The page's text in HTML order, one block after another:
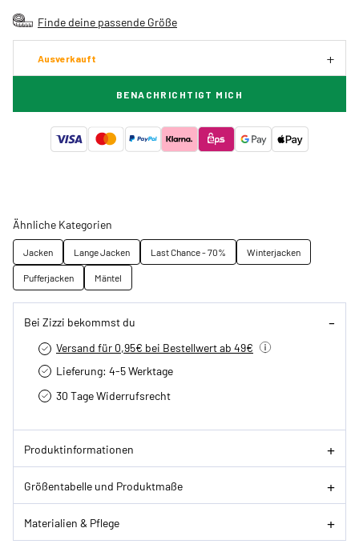
Finde deine passende Größe
Ausverkauft
BENACHRICHTIGT MICH
Ähnliche Kategorien
Jacken Lange Jacken Last Chance - 70%
Winterjacken
Pufferjacken
Mäntel
Bei Zizzi bekommst du
Versand für 0,95€ bei Bestellwert ab 49€
Lieferung: 4-5 Werktage
30 Tage Widerrufsrecht
Produktinformationen
Größentabelle und Produktmaße
Materialien & Pflege